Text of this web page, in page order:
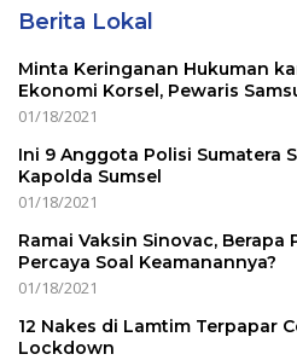
Berita Lokal
Minta Keringanan Hukuman
Ekonomi Korsel, Pewaris
01/18/2021
Ini 9 Anggota Polisi Sumatera
Kapolda Sumsel
01/18/2021
Ramai Vaksin Sinovac, Berapa
Percaya Soal Keamanannya?
01/18/2021
12 Nakes di Lamtim Terpapar
Lockdown